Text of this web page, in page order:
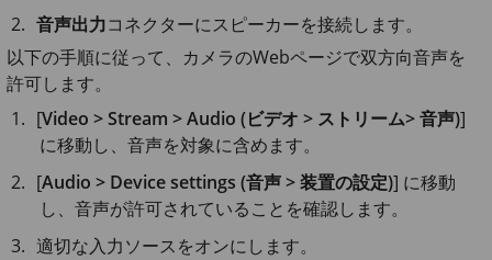
音声出力コネクターにスピーカーを接続します。
以下の手順に従って、カメラのWebページで双方向音声を
許可します。
[Video > Stream > Audio (ビデオ > ストリーム> 音声)]
に移動し、音声を対象に含めます。
[Audio > Device settings (音声 > 装置の設定)] に移動
し、音声が許可されていることを確認します。
適切な入力ソースをオンにします。